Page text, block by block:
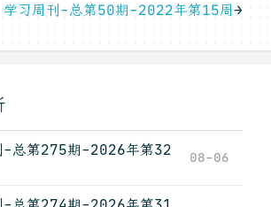
学习周刊-总第50期-2022年第15周→
-总第275期-2026年第32
08-06